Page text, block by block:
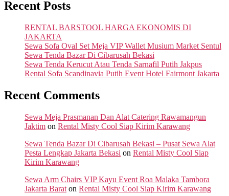
Recent Posts
RENTAL BARSTOOL HARGA EKONOMIS DI
JAKARTA
Sewa Sofa Oval Set Meja VIP Wallet Musium Market Sentul
Sewa Tenda Bazar Di Cibarusah Bekasi
Sewa Tenda Kerucut Atau Tenda Sarnafil Putih Jakpus
Rental Sofa Scandinavia Putih Event Hotel Fairmont Jakarta
Recent Comments
Sewa Meja Prasmanan Dan Alat Catering Rawamangun
Jaktim on Rental Misty Cool Siap Kirim Karawang
Sewa Tenda Bazar Di Cibarusah Bekasi – Pusat Sewa Alat
Pesta Lengkap Jakarta Bekasi on Rental Misty Cool Siap
Kirim Karawang
Sewa Arm Chairs VIP Kayu Event Roa Malaka Tambora
Jakarta Barat on Rental Misty Cool Siap Kirim Karawang